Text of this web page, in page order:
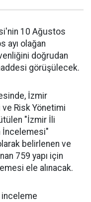
10 Ağustos
ayı olağan
doğrudan
görüşülecek.
İzmir
Risk Yönetimi
"İzmir İli
İncelemesi"
belirlenen ve
759 yapı için
ele alınacak.
inceleme